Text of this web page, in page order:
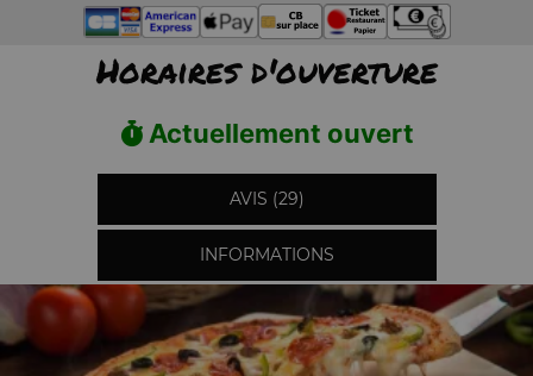
Horaires d'ouverture
Actuellement ouvert
AVIS (29)
INFORMATIONS